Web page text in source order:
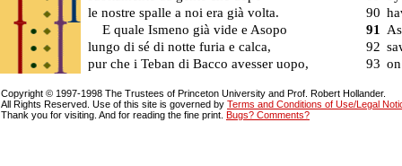
le nostre spalle a noi era già volta.
90
E quale Ismeno già vide e Asopo
91
lungo di sé di notte furia e calca,
92
pur che i Teban di Bacco avesser uopo,
93
Copyright © 1997-1998 The Trustees of Princeton University and Prof. Robert Hollander.
All Rights Reserved. Use of this site is governed by Terms and Conditions of Use/Legal
Thank you for visiting. And for reading the fine print. Bugs? Comments?